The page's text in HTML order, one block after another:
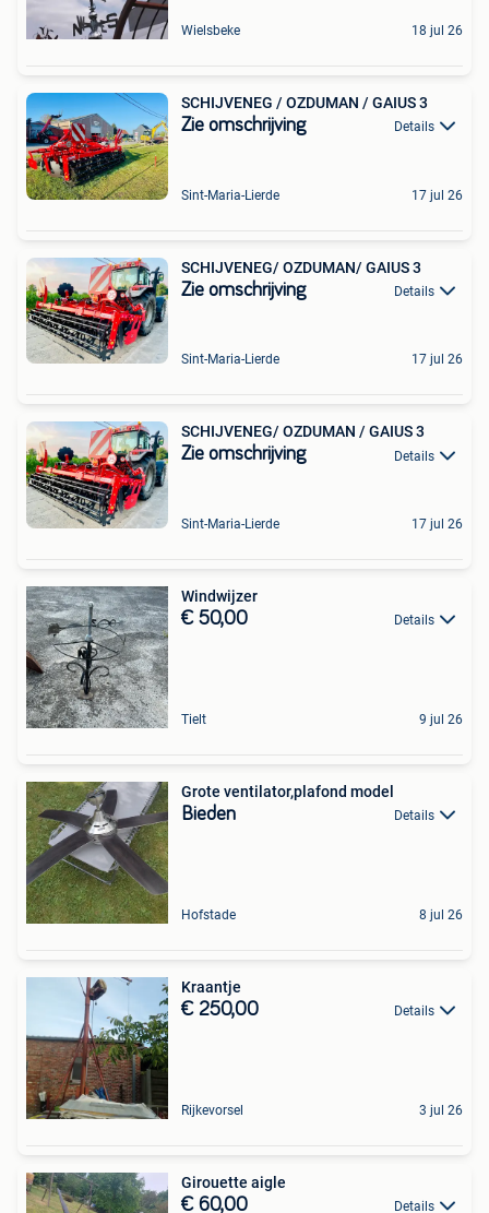
Wielsbeke 18 jul 26
SCHIJVENEG / OZDUMAN / GAIUS 3
Zie omschrijving Details
Sint-Maria-Lierde 17 jul 26
SCHIJVENEG/ OZDUMAN/ GAIUS 3
Zie omschrijving Details
Sint-Maria-Lierde 17 jul 26
SCHIJVENEG/ OZDUMAN / GAIUS 3
Zie omschrijving Details
Sint-Maria-Lierde 17 jul 26
Windwijzer
€ 50,00 Details
Tielt 9 jul 26
Grote ventilator,plafond model
Bieden Details
Hofstade 8 jul 26
Kraantje
€ 250,00 Details
Rijkevorsel 3 jul 26
Girouette aigle
€ 60,00 Details